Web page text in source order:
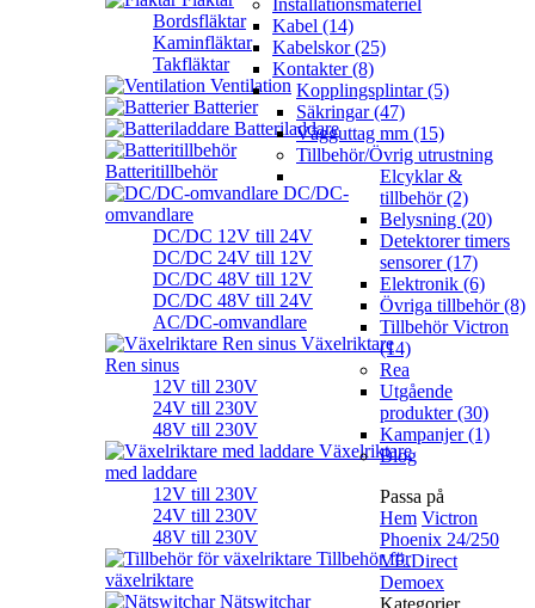
Bordsfläktar
Kaminfläktar
Takfläktar
Ventilation
Batterier
Batteriladdare
Batteritillbehör
DC/DC-
omvandlare
DC/DC 12V till 24V
DC/DC 24V till 12V
DC/DC 48V till 12V
DC/DC 48V till 24V
AC/DC-omvandlare
Växelriktare
Ren sinus
12V till 230V
24V till 230V
48V till 230V
Växelriktare
med laddare
12V till 230V
24V till 230V
48V till 230V
Tillbehör för
växelriktare
Nätswitchar
Installationsmateriel
Kabel (14)
Kabelskor (25)
Kontakter (8)
Kopplingsplintar (5)
Säkringar (47)
Vägguttag mm (15)
Tillbehör/Övrig utrustning
Elcyklar &
tillbehör (2)
Belysning (20)
Detektorer timers
sensorer (17)
Elektronik (6)
Övriga tillbehör (8)
Tillbehör Victron
(14)
Rea
Utgående
produkter (30)
Kampanjer (1)
Blog
Passa på
Hem Victron
Phoenix 24/250
VE.Direct
Demoex
Kategorier